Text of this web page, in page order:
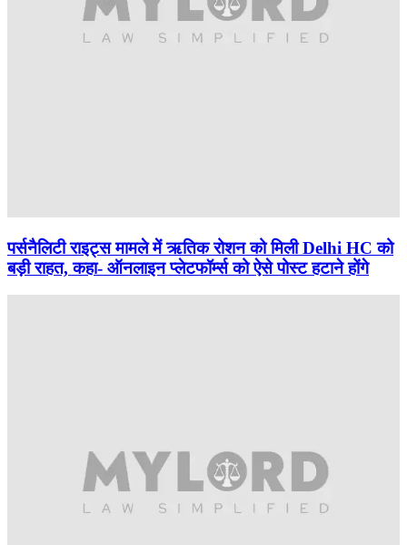
पर्सनैलिटी राइट्स मामले में ऋतिक रोशन को मिली Delhi HC को
बड़ी राहत, कहा- ऑनलाइन प्लेटफॉर्म्स को ऐसे पोस्ट हटाने होंगे